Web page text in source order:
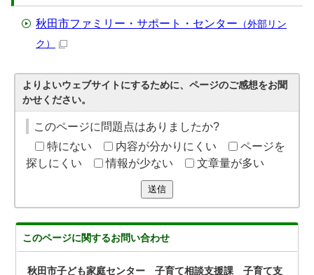
秋田市ファミリー・サポート・センター （外部リン
ク）
よりよいウェブサイトにするために、ページのご感想をお聞
かせください。
このページに問題点はありましたか?
特にない
内容が分かりにくい
ページを
探しにくい
情報が少ない 文章量が多い
送信
このページに関するお問い合わせ
秋田市子ども家庭センター 子育て相談支援課 子育て支